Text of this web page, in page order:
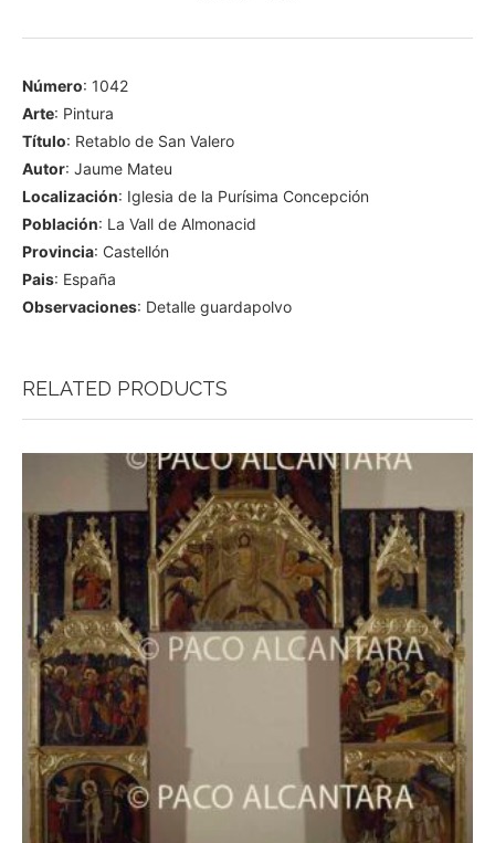
Número: 1042
Arte: Pintura
Título: Retablo de San Valero
Autor: Jaume Mateu
Localización: Iglesia de la Purísima Concepción
Población: La Vall de Almonacid
Provincia: Castellón
Pais: España
Observaciones: Detalle guardapolvo
RELATED PRODUCTS